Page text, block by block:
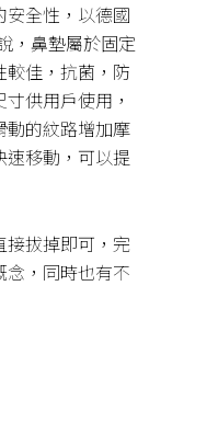
全性，以德國
，鼻墊屬於固定
較佳，抗菌，防
供用戶使用，
動的紋路增加摩
速移動，可以提
接拔掉即可，完
念，同時也有不